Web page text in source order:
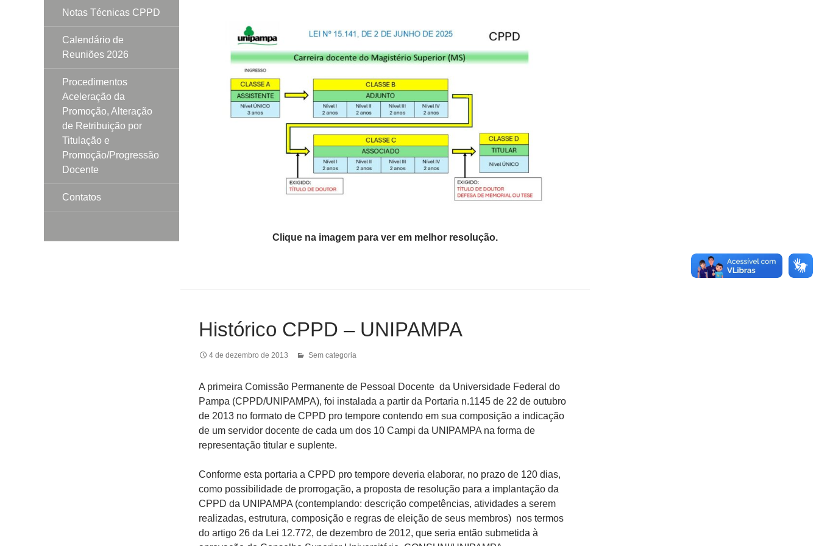
Clique na imagem para ver em melhor resolução.
Histórico CPPD – UNIPAMPA
4 de dezembro de 2013 Sem categoria
A primeira Comissão Permanente de Pessoal Docente da Universidade Federal do
Pampa (CPPD/UNIPAMPA), foi instalada a partir da Portaria n.1145 de 22 de outubro
de 2013 no formato de CPPD pro tempore contendo em sua composição a indicação
de um servidor docente de cada um dos 10 Campi da UNIPAMPA na forma de
representação titular e suplente.
Conforme esta portaria a CPPD pro tempore deveria elaborar, no prazo de 120 dias,
como possibilidade de prorrogação, a proposta de resolução para a implantação da
CPPD da UNIPAMPA (contemplando: descrição competências, atividades a serem
realizadas, estrutura, composição e regras de eleição de seus membros) nos termos
do artigo 26 da Lei 12.772, de dezembro de 2012, que seria então submetida à
Notas Técnicas CPPD
Calendário de
Reuniões 2026
Procedimentos
Aceleração da
Promoção, Alteração
de Retribuição por
Titulação e
Promoção/Progressão
Docente
Contatos